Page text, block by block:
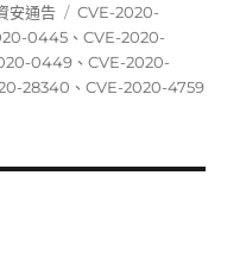
安通告
標
籤
CVE-2020-
0445 、CVE-2020-
0449 、CVE-2020-
28340 、CVE-2020-4759